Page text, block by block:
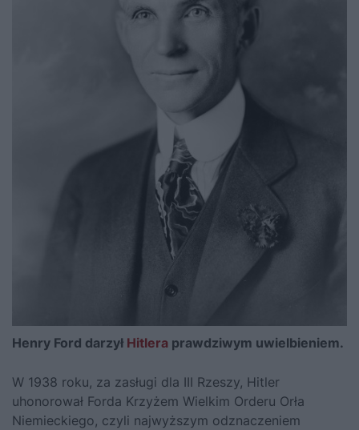
Henry Ford darzył Hitlera prawdziwym uwielbieniem.
W 1938 roku, za zasługi dla III Rzeszy, Hitler
uhonorował Forda Krzyżem Wielkim Orderu Orła
Niemieckiego, czyli najwyższym odznaczeniem